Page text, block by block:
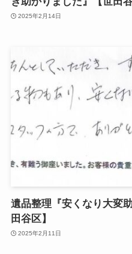
2025年2月14日
遺品整理『安くなり大変
田谷区】
2025年2月11日